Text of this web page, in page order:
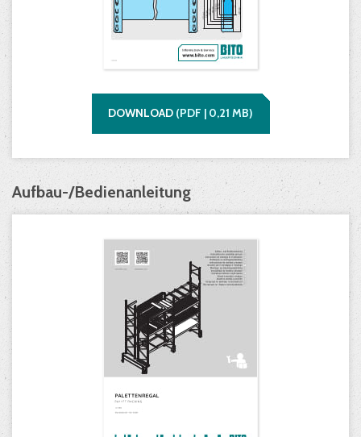
DOWNLOAD (PDF | 0,21 MB)
Aufbau-/Bedienanleitung